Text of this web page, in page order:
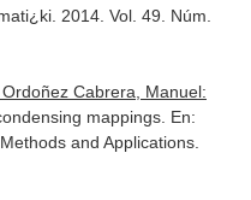
. 2014. Vol. 49. Núm.
Cabrera, Manuel:
mappings. En:
and Applications.